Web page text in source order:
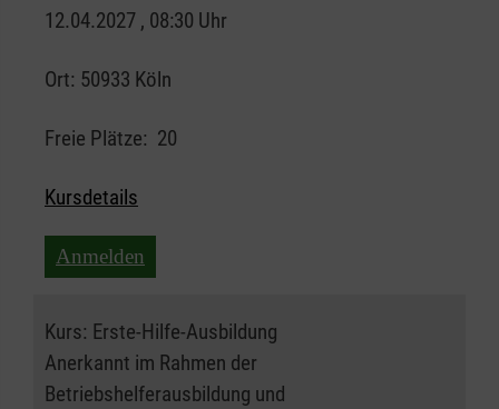
12.04.2027 , 08:30 Uhr
Ort: 50933 Köln
Freie Plätze: 20
Kursdetails
Anmelden
Kurs: Erste-Hilfe-Ausbildung
Anerkannt im Rahmen der
Betriebshelferausbildung und